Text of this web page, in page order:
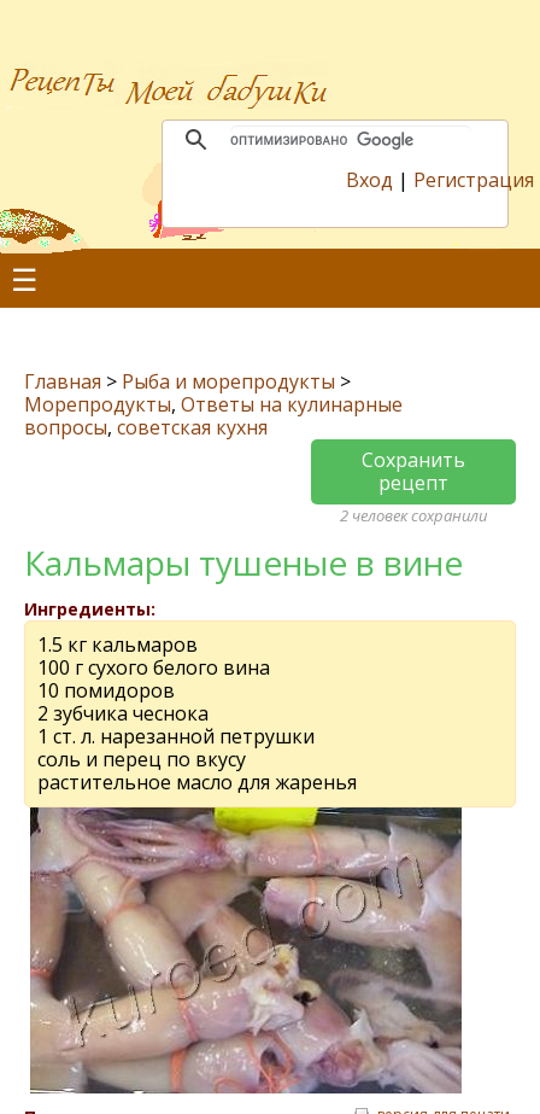
Вход | Регистрация
☰
Главная > Рыба и морепродукты >
Морепродукты, Ответы на кулинарные
вопросы, советская кухня
Сохранить
рецепт
2 человек сохранили
Кальмары тушеные в вине
Ингредиенты:
1.5 кг кальмаров
100 г сухого белого вина
10 помидоров
2 зубчика чеснока
1 ст. л. нарезанной петрушки
соль и перец по вкусу
растительное масло для жаренья